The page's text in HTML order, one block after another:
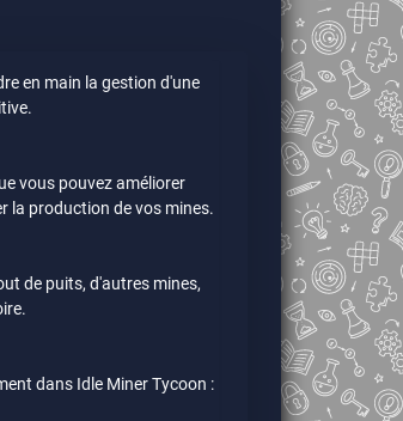
en main la gestion d'une
vous pouvez améliorer
la production de vos mines.
de puits, d'autres mines,
dans Idle Miner Tycoon :